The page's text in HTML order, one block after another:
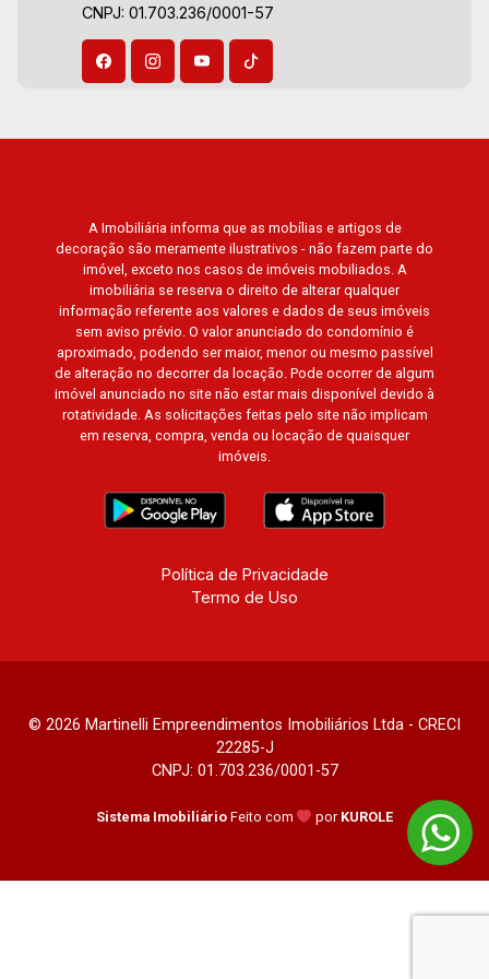
Preto.
CNPJ: 01.703.236/0001-57
A Imobiliária informa que as mobílias e artigos de
decoração são meramente ilustrativos - não fazem parte do
imóvel, exceto nos casos de imóveis mobiliados. A
imobiliária se reserva o direito de alterar qualquer
informação referente aos valores e dados de seus imóveis
sem aviso prévio. O valor anunciado do condomínio é
aproximado, podendo ser maior, menor ou mesmo passível
de alteração no decorrer da locação. Pode ocorrer de algum
imóvel anunciado no site não estar mais disponível devido à
rotatividade. As solicitações feitas pelo site não implicam
em reserva, compra, venda ou locação de quaisquer
imóveis.
Política de Privacidade
Termo de Uso
© 2026 Martinelli Empreendimentos Imobiliários Ltda - CRECI
22285-J
CNPJ: 01.703.236/0001-57
Sistema Imobiliário Feito com por KUROLE